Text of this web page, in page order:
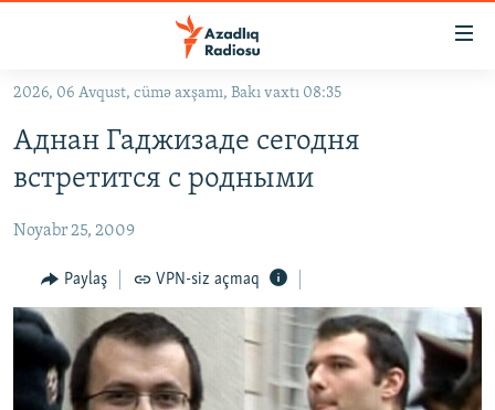
Əsas
qayıt
Əsas
naviqasiyaya
qayıt
#İZAHLA
KORRUPSIOMETR
#ƏSLINDƏ
FƏRQƏ BAX
QANUNI DOĞRU
ARAŞDIRMA
MULTIMEDIA
2026, 06 Avqust, cümə axşamı, Bakı vaxtı 08:35
Аднан Гаджизаде сегодня
встретится с родными
Noyabr 25, 2009
Paylaş VPN-siz açmaq